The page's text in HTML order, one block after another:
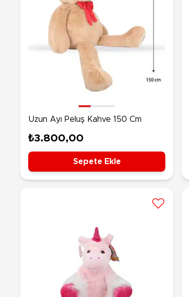
Uzun Ayı Peluş Kahve 150 Cm
₺3.800,00
Sepete Ekle